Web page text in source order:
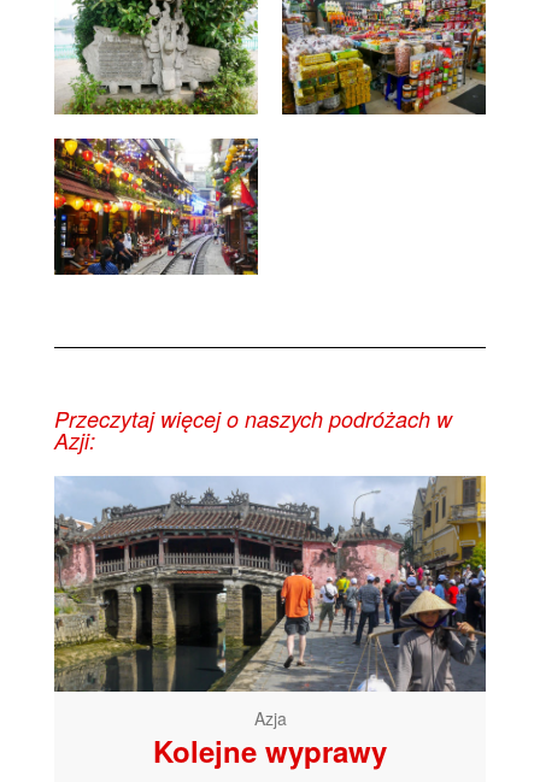
Przeczytaj więcej o naszych podróżach w
Azji:
Azja
Kolejne wyprawy